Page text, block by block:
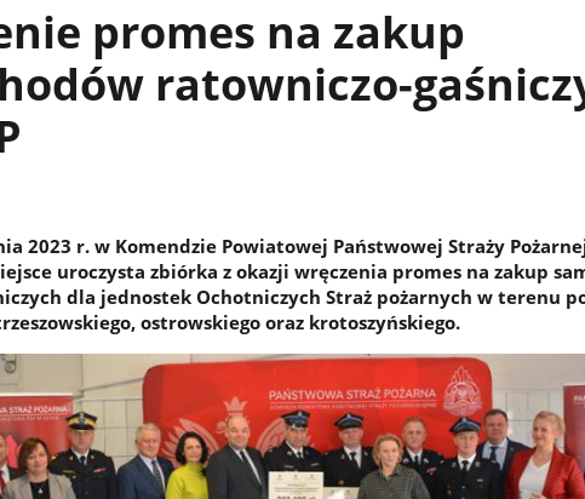
promes na zakup
ratowniczo-
2023 r. w Komendzie Powiatowej Państwowej Straży
uroczysta zbiórka z okazji wręczenia promes na zakup
dla jednostek Ochotniczych Straż pożarnych w terenu
ostrowskiego oraz krotoszyńskiego.